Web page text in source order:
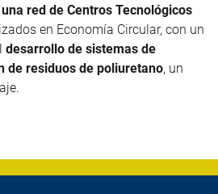
red de Centros Tecnológicos
en Economía Circular, con un
desarrollo de sistemas de
de residuos de poliuretano, un